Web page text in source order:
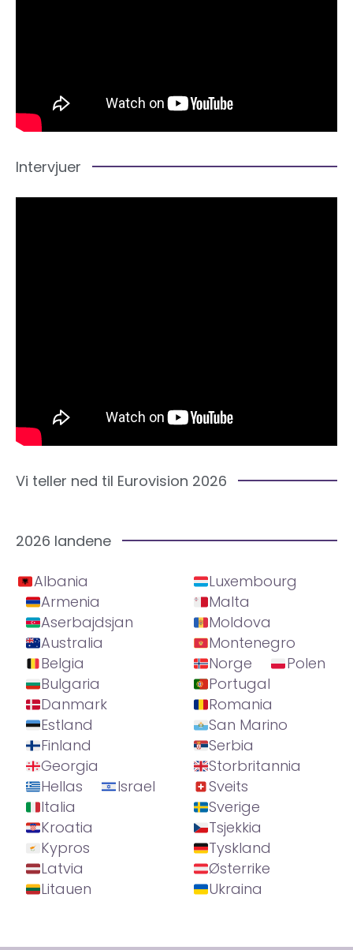
Intervjuer
Vi teller ned til Eurovision 2026
2026 landene
Albania
Armenia
Aserbajdsjan
Australia
Belgia
Bulgaria
Danmark
Estland
Finland
Georgia
Hellas
Israel
Italia
Kroatia
Kypros
Latvia
Litauen
Luxembourg
Malta
Moldova
Montenegro
Norge
Polen
Portugal
Romania
San Marino
Serbia
Storbritannia
Sveits
Sverige
Tsjekkia
Tyskland
Østerrike
Ukraina